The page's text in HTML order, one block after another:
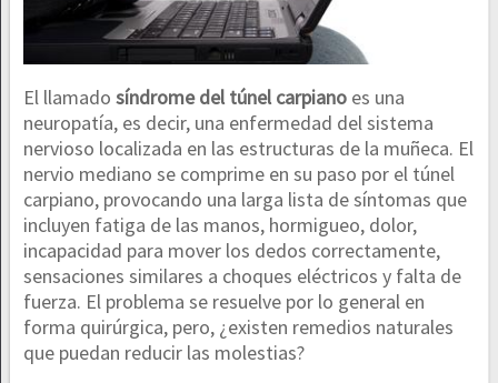
El llamado síndrome del túnel carpianoes una
neuropatía, es decir, una enfermedad del sistema
nervioso localizada en las estructuras de la muñeca. El
nervio mediano se comprime en su paso por el túnel
carpiano, provocando una larga lista de síntomas que
incluyen fatiga de las manos, hormigueo, dolor,
incapacidad para mover los dedos correctamente,
sensaciones similares a choques eléctricos y falta de
fuerza. El problema se resuelve por lo general en
forma quirúrgica, pero, ¿existen remedios naturales
que puedan reducir las molestias?